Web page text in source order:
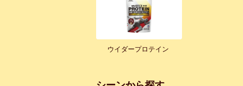
ウイダープロテイン